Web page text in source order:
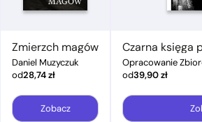
Zmierzch magów
Daniel Muzyczuk
od28,74zł
Zobacz
Czarna księga
Opracowanie
od39,90zł